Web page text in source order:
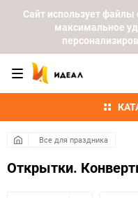
Cайт использует
максимальное
Все для праздника
Открытки.